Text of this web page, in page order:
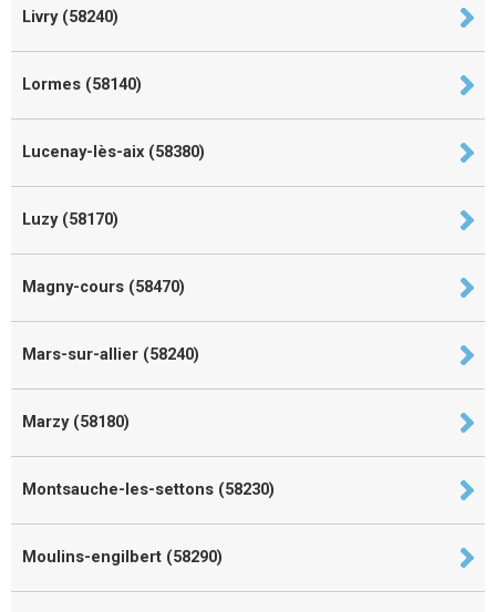
Livry (58240)
Lormes (58140)
Lucenay-lès-aix (58380)
Luzy (58170)
Magny-cours (58470)
Mars-sur-allier (58240)
Marzy (58180)
Montsauche-les-settons (58230)
Moulins-engilbert (58290)